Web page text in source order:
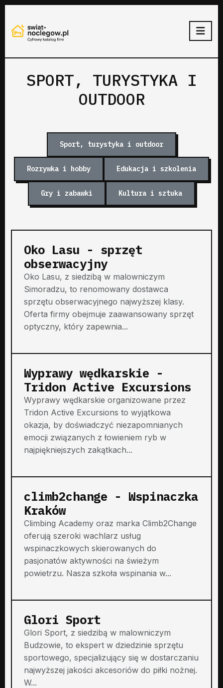
SPORT, TURYSTYKA I
OUTDOOR
Sport, turystyka i outdoor
Rozrywka i hobby Edukacja i szkolenia
Gry i zabawki Kultura i sztuka
Oko Lasu - sprzęt
obserwacyjny
Oko Lasu, z siedzibą w malowniczym
Simoradzu, to renomowany dostawca
sprzętu obserwacyjnego najwyższej klasy.
Oferta firmy obejmuje zaawansowany sprzęt
optyczny, który zapewnia...
Wyprawy wędkarskie -
Tridon Active Excursions
Wyprawy wędkarskie organizowane przez
Tridon Active Excursions to wyjątkowa
okazja, by doświadczyć niezapomnianych
emocji związanych z łowieniem ryb w
najpiękniejszych zakątkach...
climb2change - Wspinaczka
Kraków
Climbing Academy oraz marka Climb2Change
oferują szeroki wachlarz usług
wspinaczkowych skierowanych do
pasjonatów aktywności na świeżym
powietrzu. Nasza szkoła wspinania w...
Glori Sport
Glori Sport, z siedzibą w malowniczym
Budzowie, to ekspert w dziedzinie sprzętu
sportowego, specjalizujący się w dostarczaniu
najwyższej jakości akcesoriów do piłki nożnej.
W...